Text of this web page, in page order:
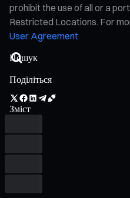
prohibit the use of all or a
Restricted Locations. For
User Agreement
Поділіться
Зміст